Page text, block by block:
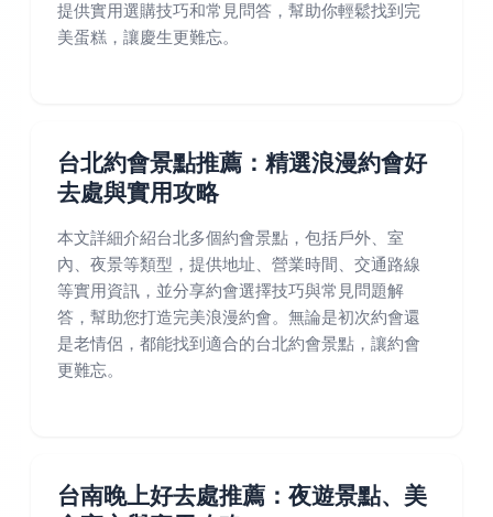
提供實用選購技巧和常見問答，幫助你輕鬆找到完
美蛋糕，讓慶生更難忘。
台北約會景點推薦：精選浪漫約會好
去處與實用攻略
本文詳細介紹台北多個約會景點，包括戶外、室
內、夜景等類型，提供地址、營業時間、交通路線
等實用資訊，並分享約會選擇技巧與常見問題解
答，幫助您打造完美浪漫約會。無論是初次約會還
是老情侶，都能找到適合的台北約會景點，讓約會
更難忘。
台南晚上好去處推薦：夜遊景點、美